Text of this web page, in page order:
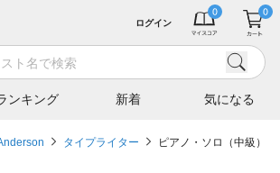
ンキング 新着 気になる
ログイン
タイプライター ピアノ・ソロ（中級）